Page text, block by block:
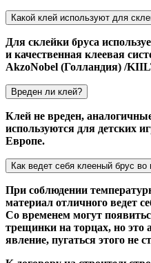
Какой клей используют для
Для склейки бруса
и качественная клеевая
AkzoNobel (Голландия) /
Вреден ли клей?
Клей не вреден,
используются для детских
Европе.
Как ведет себя клееный брус во
При соблюдении
материал отличного ведет
Со временем могут
трещинки на торцах, но это
явление, пугаться этого не